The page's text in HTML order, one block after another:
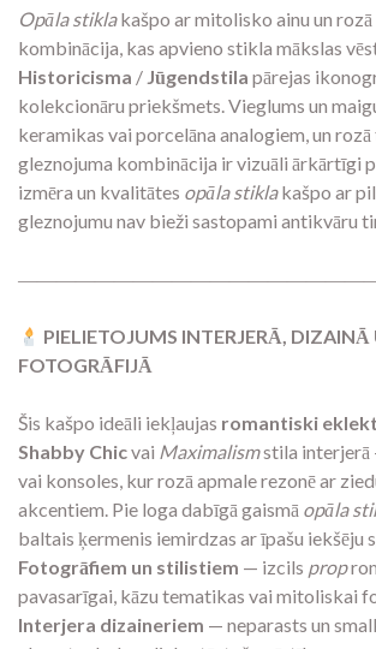
Opāla stiklakašpo ar mitolisko ainu un rozā
kombinācija, kas apvieno stikla mākslas
Historicisma / Jūgendstila pārejas
kolekcionāru priekšmets. Vieglums un
keramikas vai porcelāna analogiem, un rozā
gleznojuma kombinācija ir vizuāli ārkārtīgi
izmēra un kvalitātes opāla stiklakašpo ar
gleznojumu nav bieži sastopami antikvāru
PIELIETOJUMS INTERJERĀ, DIZAINĀ
FOTOGRĀFIJĀ
Šis kašpo ideāli iekļaujas romantiski
Shabby Chicvai Maximalismstila interjerā
vai konsoles, kur rozā apmale rezonē ar
akcentiem. Pie loga dabīgā gaismā opāla
baltais ķermenis iemirdzas ar īpašu iekšēju
Fotogrāfiem un stilistiem — izcils prop
pavasarīgai, kāzu tematikas vai mitoliskai
Interjera dizaineriem — neparasts un